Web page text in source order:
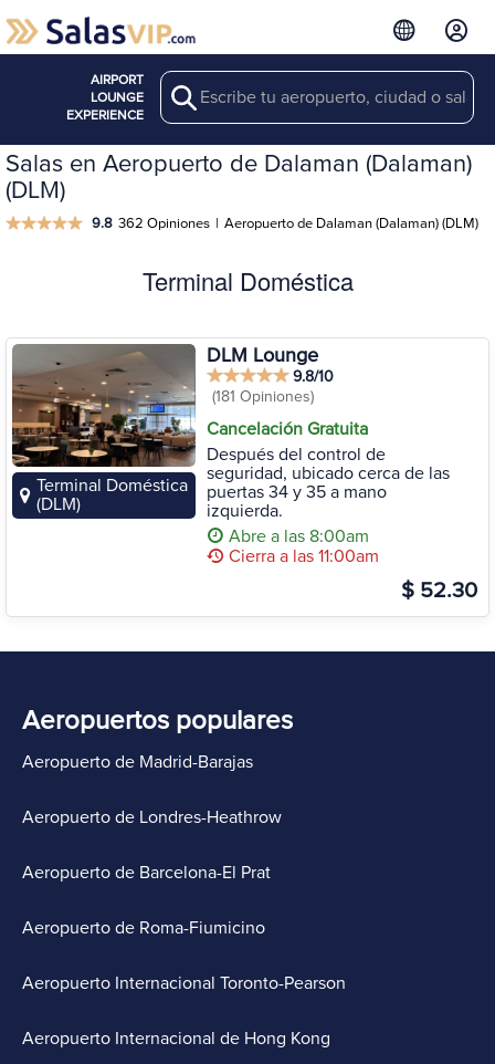
AIRPORT
LOUNGE
EXPERIENCE
Search
Salas en Aeropuerto de Dalaman (Dalaman)
(DLM)
9.8 362 Opiniones | Aeropuerto de Dalaman (Dalaman) (DLM)
Terminal Doméstica
Terminal Doméstica
(DLM)
DLM Lounge
9.8/10
(181 Opiniones)
Cancelación Gratuita
Después del control de
seguridad, ubicado cerca de las
puertas 34 y 35 a mano
izquierda.
Abre a las 8:00am
Cierra a las 11:00am
$ 52.30
Aeropuertos populares
Aeropuerto de Madrid-Barajas
Aeropuerto de Londres-Heathrow
Aeropuerto de Barcelona-El Prat
Aeropuerto de Roma-Fiumicino
Aeropuerto Internacional Toronto-Pearson
Aeropuerto Internacional de Hong Kong